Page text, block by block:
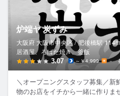
炉端ヤ 炭ずみ
大阪府 大阪市中央区 / 肥後橋駅 114m
居酒屋、ろばた焼き、釜飯
3.07 ～￥4,999 －
＼オープニングスタッフ募集／新
物のお店をイチから一緒に作りま